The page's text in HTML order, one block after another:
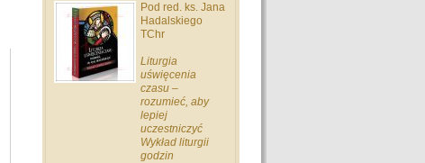
Pod red. ks. Jana
Hadalskiego
TChr
Liturgia
uświęcenia
czasu –
rozumieć, aby
lepiej
uczestniczyć
Wykład liturgii
godzin